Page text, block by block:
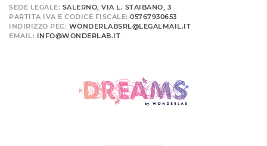
SEDE LEGALE: SALERNO, VIA L. STAIBANO, 3
PARTITA IVA E CODICE FISCALE: 05767930653
INDIRIZZO PEC: WONDERLABSRL@LEGALMAIL.IT
EMAIL: INFO@WONDERLAB.IT